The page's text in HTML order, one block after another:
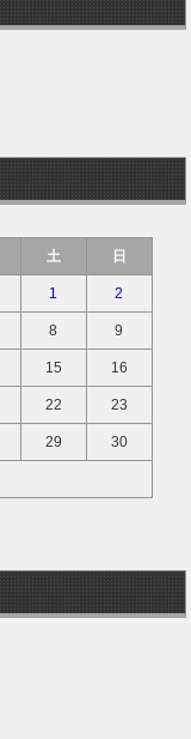
土 日
1 2
8 9
15 16
22 23
29 30